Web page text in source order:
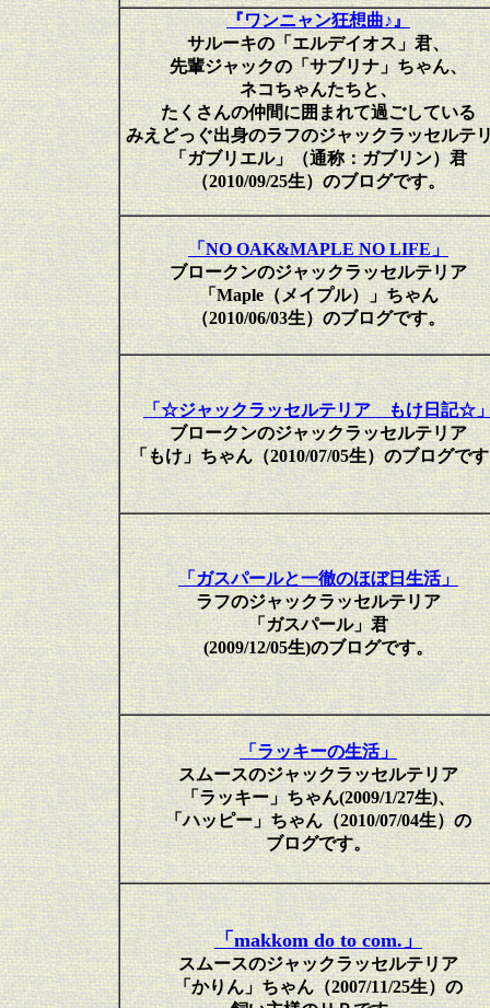
『ワンニャン狂想曲♪』
サルーキの「エルデイオス」君、
先輩ジャックの「サブリナ」ちゃん、
ネコちゃんたちと、
たくさんの仲間に囲まれて過ごしている
みえどっぐ出身のラフのジャックラッセルテ
「ガブリエル」（通称：ガブリン）君
（2010/09/25生）のブログです。
「NO OAK&MAPLE NO LIFE」
ブロークンのジャックラッセルテリア
「Maple（メイプル）」ちゃん
（2010/06/03生）のブログです。
「☆ジャックラッセルテリア もけ日記☆
ブロークンのジャックラッセルテリア
「もけ」ちゃん（2010/07/05生）のブログで
「ガスパールと一徹のほぼ日生活」
ラフのジャックラッセルテリア
「ガスパール」君
(2009/12/05生)のブログです。
「ラッキーの生活」
スムースのジャックラッセルテリア
「ラッキー」ちゃん(2009/1/27生)、
「ハッピー」ちゃん（2010/07/04生）の
ブログです。
「makkom do to com.」
スムースのジャックラッセルテリア
「かりん」ちゃん（2007/11/25生）の